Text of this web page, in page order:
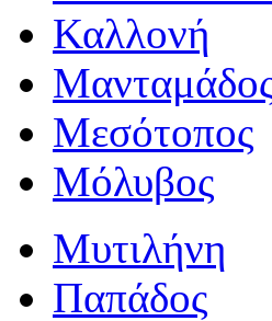
Καλλονή
Μεσότοπος
Μόλυβος
Μυτιλήνη
Παπάδος